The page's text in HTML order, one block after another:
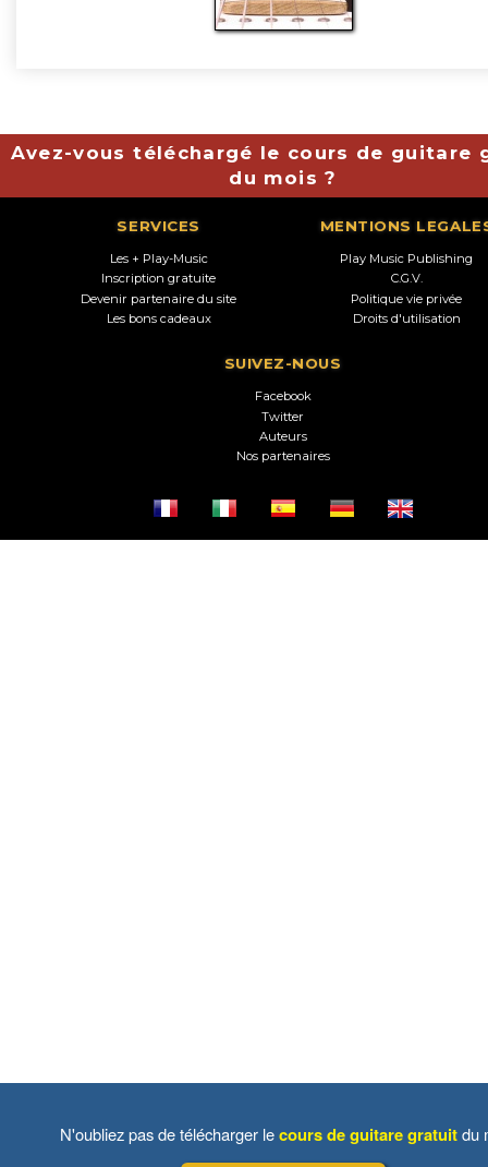
Avez-vous téléchargé le cours de guitare
du mois ?
SERVICES
Les + Play-Music
Inscription gratuite
Devenir partenaire du site
Les bons cadeaux
MENTIONS
Play Music Publishing
C.G.V.
Politique vie privée
Droits d'utilisation
SUIVEZ-NOUS
Facebook
Twitter
Auteurs
Nos partenaires
N'oubliez pas de télécharger lecours de guitare gratuitdu